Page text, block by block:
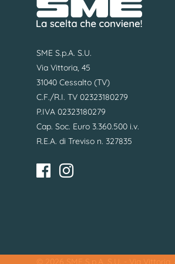
SME S.p.A. S.U.
Via Vittoria, 45
31040 Cessalto (TV)
C.F./R.I. TV 02323180279
P.IVA 02323180279
Cap. Soc. Euro 3.360.500 i.v.
R.E.A. di Treviso n. 327835